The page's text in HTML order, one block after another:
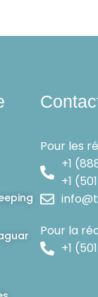
Pour les
+1
+1
Pour la
+1